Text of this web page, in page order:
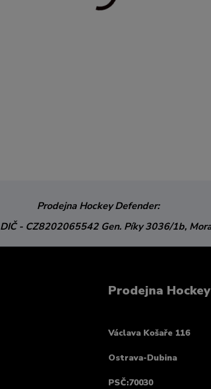
Prodejna Hockey Defender:
DIČ - CZ8202065542 Gen. Píky 3036/1b,
Prodejna
Václava Košaře 116
Ostrava-Dubina
PSČ:70030